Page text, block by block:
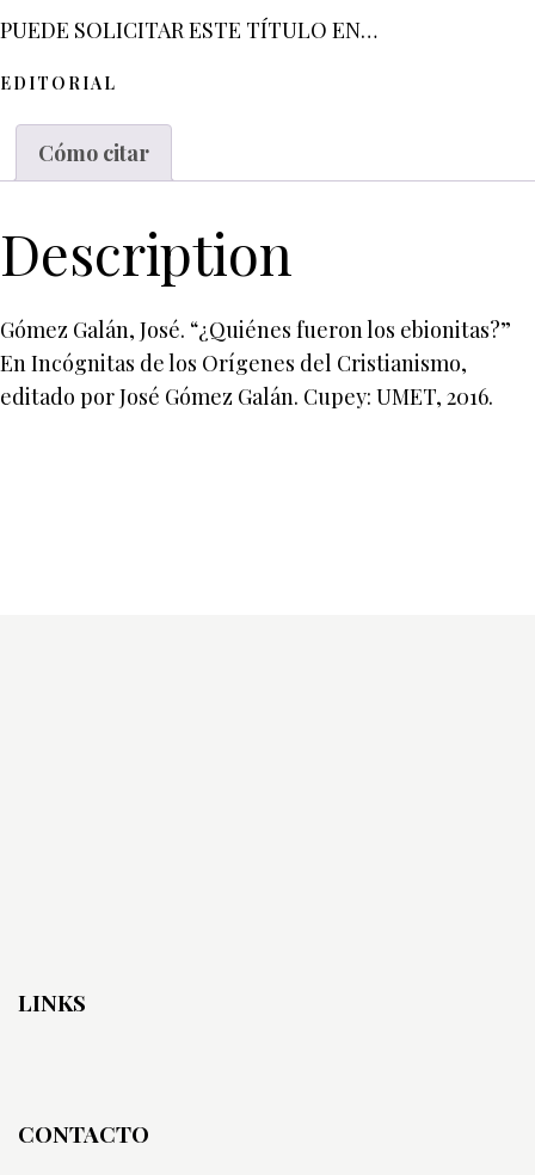
PUEDE SOLICITAR ESTE TÍTULO EN…
EDITORIAL
Cómo citar
Description
Gómez Galán, José. “¿Quiénes fueron los ebionitas?”
En Incógnitas de los Orígenes del Cristianismo,
editado por José Gómez Galán. Cupey: UMET, 2016.
LINKS
CONTACTO